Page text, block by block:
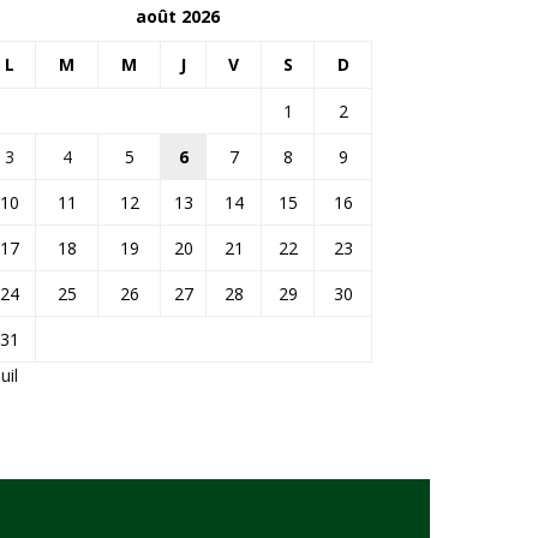
août 2026
L M M J V S D
1
2
3
4 5 6 7 8
9
10
11 12 13 14 15
16
17
18 19 20 21 22
23
24
25 26 27 28 29
30
31